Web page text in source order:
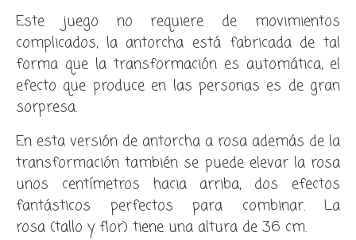
Este juego no requiere de movimientos
complicados, la antorcha está fabricada de tal
forma que la transformación es automática, el
efecto que produce en las personas es de gran
sorpresa.
En esta versión de antorcha a rosa además de la
transformación también se puede elevar la rosa
unos centímetros hacia arriba, dos efectos
fantásticos perfectos para combinar. La
rosa (tallo y flor) tiene una altura de 36 cm.